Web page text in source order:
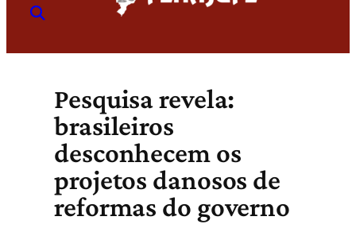
Pesquisa revela:
brasileiros
desconhecem os
projetos danosos de
reformas do governo